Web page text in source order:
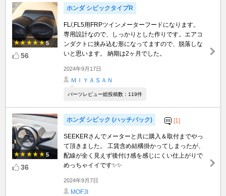
5
56
ホンダ シビックタイプR
FL/,FL5用FRPツインメーターフードになります。
専用設計なので、しっかりとした作りです。エアコ
ンダクトに挟み込む形になってますので、脱落しな
いと思います。 納期は2ヶ月でした。
2024年9月17日
ＭＩＹＡＳＡＮ
パーツレビュー総投稿数：119件
5
36
ホンダ シビック (ハッチバック) [1]
SEEKERさんでメーターと共に購入＆取付までやっ
て頂きました。 工賃含め結構掛かってしまったが、
配線が全く見えず後付け感を感じにくい仕上がりで
めっちゃイイです✨️✨️
2024年9月7日
MOFJI